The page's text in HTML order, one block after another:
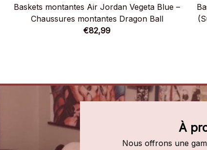
Baskets montantes Air Jordan Vegeta Blue –
Chaussures montantes Dragon Ball
€82,99
À
Nous offrons une